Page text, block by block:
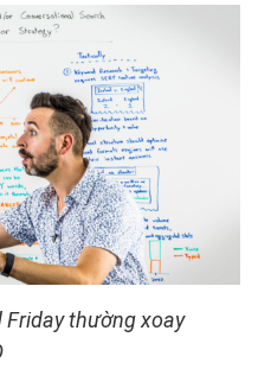
Friday thường xoay